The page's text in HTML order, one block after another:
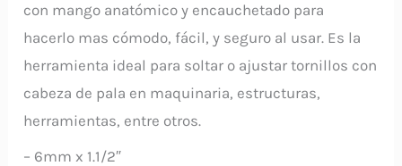
con mango anatómico y encauchetado para
hacerlo mas cómodo, fácil, y seguro al usar. Es la
herramienta ideal para soltar o ajustar tornillos con
cabeza de pala en maquinaria, estructuras,
herramientas, entre otros.
– 6mm x 1.1/2″